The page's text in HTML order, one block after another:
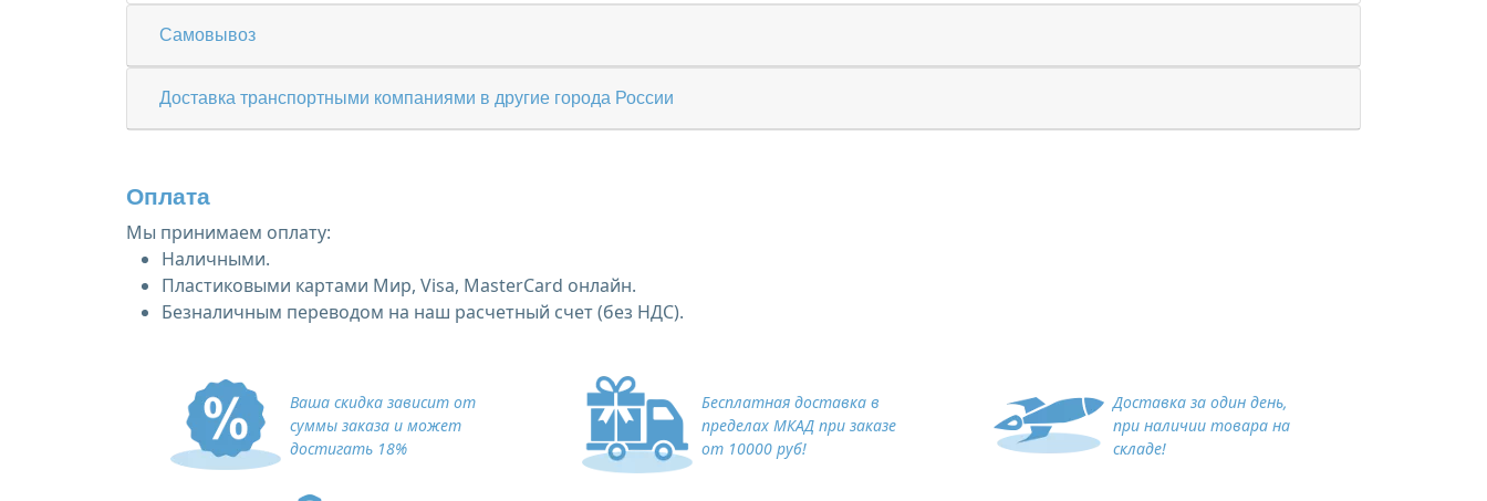
Самовывоз
Доставка транспортными компаниями в другие города России
Оплата
Мы принимаем оплату:
Наличными.
Пластиковыми картами Мир, Visa, MasterCard онлайн.
Безналичным переводом на наш расчетный счет (без НДС).
Ваша скидка зависит от
суммы заказа и может
достигать 18%
Бесплатная доставка в
пределах МКАД при заказе
от 10000 руб!
Доставка за один день,
при наличии товара на
складе!